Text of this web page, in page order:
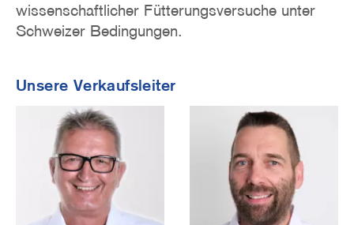
wissenschaftlicher Fütterungsversuche unter
Schweizer Bedingungen.
Unsere Verkaufsleiter